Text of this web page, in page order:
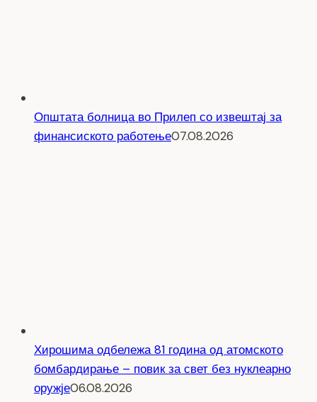
Општата болница во Прилеп со извештај за
финансиското работење07.08.2026
Хирошима одбележа 81 година од атомското
бомбардирање – повик за свет без нуклеарно
оружје06.08.2026